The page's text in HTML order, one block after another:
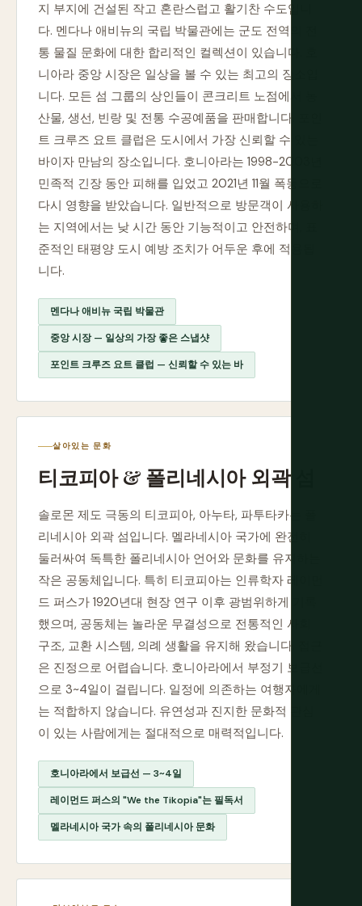
지 부지에 건설된 작고 혼란스럽고 활기찬 수도입니
다. 멘다나 애비뉴의 국립 박물관에는 군도 전역의 전
통 물질 문화에 대한 합리적인 컬렉션이 있습니다. 호
니아라 중앙 시장은 일상을 볼 수 있는 최고의 장소입
니다. 모든 섬 그룹의 상인들이 콘크리트 노점에서 농
산물, 생선, 빈랑 및 전통 수공예품을 판매합니다. 포인
트 크루즈 요트 클럽은 도시에서 가장 신뢰할 수 있는
바이자 만남의 장소입니다. 호니아라는 1998-2003년
민족적 긴장 동안 피해를 입었고 2021년 11월 폭동으로
다시 영향을 받았습니다. 일반적으로 방문객이 사용하
는 지역에서는 낮 시간 동안 기능적이고 안전하며, 표
준적인 태평양 도시 예방 조치가 어두운 후에 적용됩
니다.
멘다나 애비뉴 국립 박물관
중앙 시장 — 일상의 가장 좋은 스냅샷
포인트 크루즈 요트 클럽 — 신뢰할 수 있는 바
살아있는 문화
티코피아 & 폴리네시아 외곽 섬
솔로몬 제도 극동의 티코피아, 아누타, 파투타카는 폴
리네시아 외곽 섬입니다. 멜라네시아 국가에 완전히
둘러싸여 독특한 폴리네시아 언어와 문화를 유지하는
작은 공동체입니다. 특히 티코피아는 인류학자 레이먼
드 퍼스가 1920년대 현장 연구 이후 광범위하게 기록
했으며, 공동체는 놀라운 무결성으로 전통적인 사회
구조, 교환 시스템, 의례 생활을 유지해 왔습니다. 접근
은 진정으로 어렵습니다. 호니아라에서 부정기 보급선
으로 3~4일이 걸립니다. 일정에 의존하는 여행자에게
는 적합하지 않습니다. 유연성과 진지한 문화적 관심
이 있는 사람에게는 절대적으로 매력적입니다.
호니아라에서 보급선 — 3~4일
레이먼드 퍼스의 "We the Tikopia"는 필독서
멜라네시아 국가 속의 폴리네시아 문화